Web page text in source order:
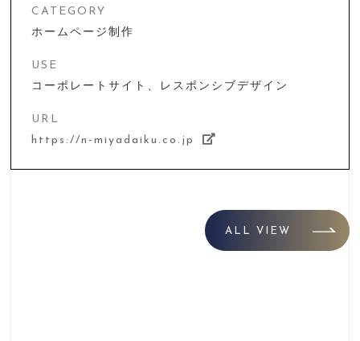
CATEGORY
ホームページ制作
USE
コーポレートサイト、レスポンシブデザイン
URL
https://n-miyadaiku.co.jp
ALL VIEW